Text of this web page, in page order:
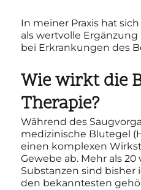
In meiner Praxis hat
als wertvolle
bei Erkrankungen des
Wie wirkt die
Therapie?
Während des
medizinische Blutegel
einen komplexen
Gewebe ab. Mehr als
Substanzen sind bisher
den bekanntesten